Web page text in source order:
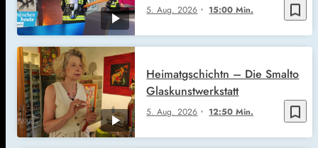
bookmark_border
5. Aug. 2026 15:00 Min.
bookmark_border
5. Aug. 2026 12:50 Min.
Heimatgschichtn – Die Smalto
Glaskunstwerkstatt